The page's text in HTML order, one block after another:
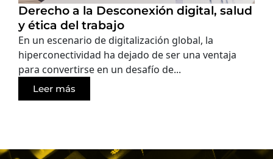
Derecho a la Desconexión digital, salud
y ética del trabajo
En un escenario de digitalización global, la
hiperconectividad ha dejado de ser una ventaja
para convertirse en un desafío de...
Leer más